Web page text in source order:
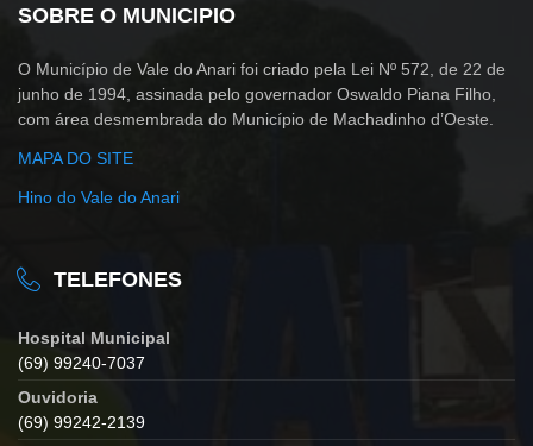
SOBRE O MUNICIPIO
O Município de Vale do Anari foi criado pela Lei Nº 572, de 22 de
junho de 1994, assinada pelo governador Oswaldo Piana Filho,
com área desmembrada do Município de Machadinho d’Oeste.
MAPA DO SITE
Hino do Vale do Anari
TELEFONES
Hospital Municipal
(69) 99240-7037
Ouvidoria
(69) 99242-2139